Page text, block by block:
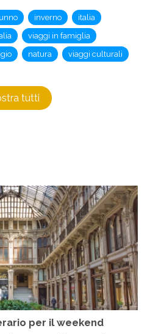
inverno
italia
viaggi in famiglia
natura
viaggi culturali
tutti
per il weekend